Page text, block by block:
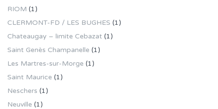
RIOM (1)
CLERMONT-FD / LES BUGHES (1)
Chateaugay – limite Cebazat (1)
Saint Genès Champanelle (1)
Les Martres-sur-Morge (1)
Saint Maurice (1)
Neschers (1)
Neuville (1)